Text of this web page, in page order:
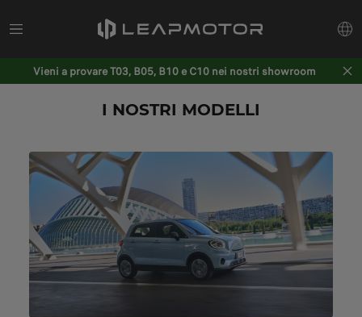
Vieni a provare T03, B05, B10 e C10 nei nostri showroom
I NOSTRI MODELLI